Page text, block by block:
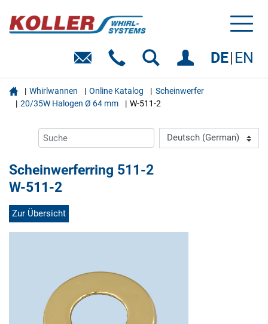
DE EN
 Whirlwannen Online Katalog
Scheinwerfer
20/35W Halogen Ø 64 mm
W-511-2
Scheinwerferring 511-2
W-511-2
Zur Übersicht